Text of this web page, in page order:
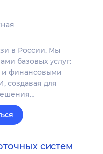
в России. Мы
базовых услуг:
и финансовыми
создавая для
систем